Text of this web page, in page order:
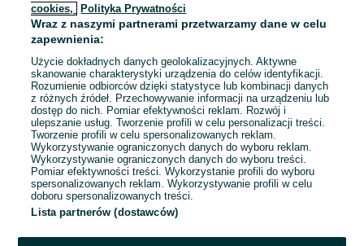
LUB
E-mail
Hasło
cookies,
Polityka Prywatności
Wraz z naszymi partnerami przetwarzamy dane w celu
zapewnienia:
Użycie dokładnych danych geolokalizacyjnych. Aktywne
skanowanie charakterystyki urządzenia do celów identyfikacji.
Rozumienie odbiorców dzięki statystyce lub kombinacji danych
z różnych źródeł. Przechowywanie informacji na urządzeniu lub
dostęp do nich. Pomiar efektywności reklam. Rozwój i
ulepszanie usług. Tworzenie profili w celu personalizacji treści.
Tworzenie profili w celu spersonalizowanych reklam.
Wykorzystywanie ograniczonych danych do wyboru reklam.
Wykorzystywanie ograniczonych danych do wyboru treści.
Pomiar efektywności treści. Wykorzystanie profili do wyboru
spersonalizowanych reklam. Wykorzystywanie profili w celu
doboru spersonalizowanych treści.
Lista partnerów (dostawców)